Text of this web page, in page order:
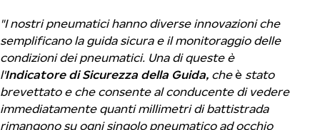
"I nostri pneumatici hanno diverse innovazioni che
semplificano la guida sicura e il monitoraggio delle
condizioni dei pneumatici. Una di queste è
l'Indicatore di Sicurezza della Guida, cheè stato
brevettato e che consente al conducente di vedere
immediatamente quanti millimetri di battistrada
rimangono su ogni singolo pneumatico ad occhio